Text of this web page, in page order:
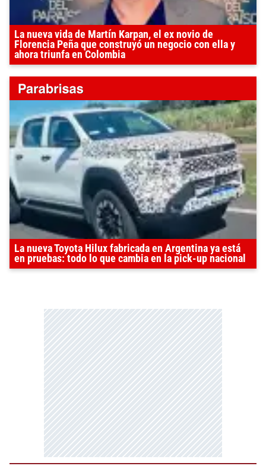
La nueva vida de Martín Karpan, el ex novio de
Florencia Peña que construyó un negocio con ella y
ahora triunfa en Colombia
La nueva Toyota Hilux fabricada en Argentina ya está
en pruebas: todo lo que cambia en la pick-up nacional